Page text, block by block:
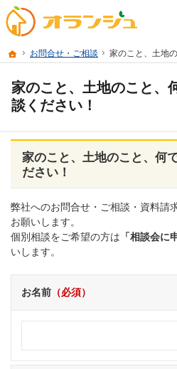
ホーム
お問合せ・ご相談 家のこと、土地のこ
家のこと、土地のこと、
談ください！
プロの目線からご提案。彦根市・東近江市
彦根市・東近江市・近江八幡市の新築・注
家のこと、土地のこと、何
ださい！
弊社へのお問合せ・ご相談・資料請
お願いします。
個別相談をご希望の方は 「相談会に
いします。
お名前 （必須）